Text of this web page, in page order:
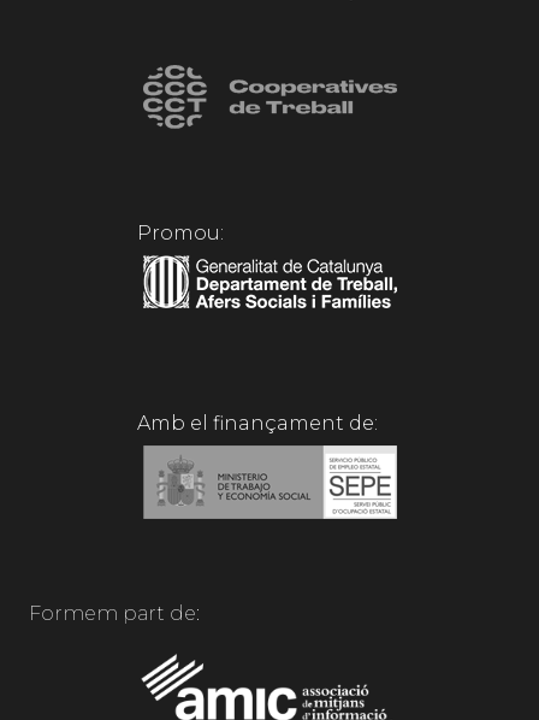
Promou:
Amb el finançament de:
Formem part de: